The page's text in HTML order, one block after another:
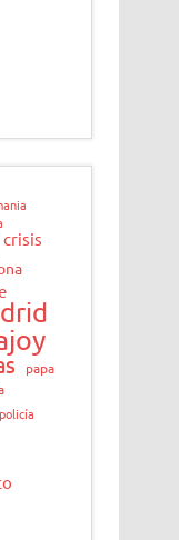
crisis
papa
policía